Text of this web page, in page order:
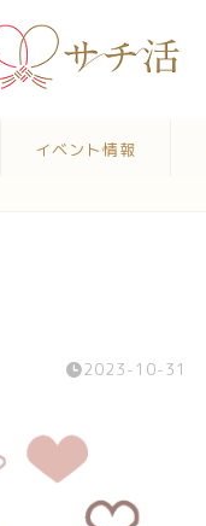
イベント情報
2023-10-31